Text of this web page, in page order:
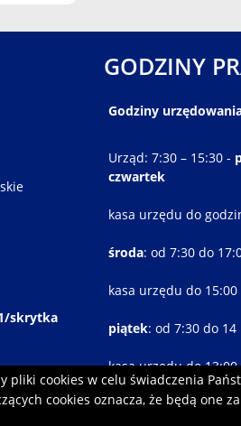
pliki cookies w celu świadczenia
cookies oznacza, że będą one
skrytka
GODZINY
Godziny
Urząd: 7:30 – 15:30 -
czwartek
kasa urzędu do
środa: od 7:30 do
kasa urzędu do 15:00
piątek: od 7:30 do 14
kasa urzędu do 13:00